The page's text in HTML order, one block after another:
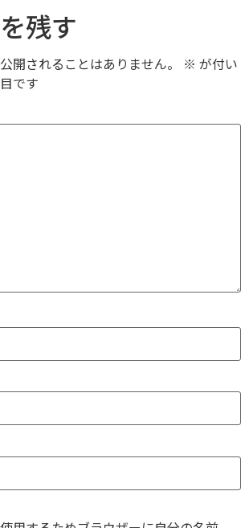
残す
開されることはありません。 ※ が付い
です